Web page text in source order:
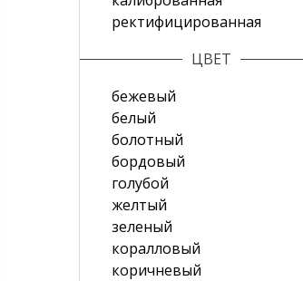
ректифицированная
ЦВЕТ
бежевый
белый
болотный
бордовый
голубой
желтый
зеленый
коралловый
коричневый